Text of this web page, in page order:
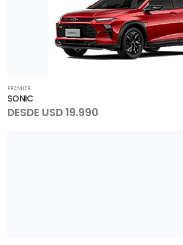
PREMIER
SONIC
DESDE USD 19.990